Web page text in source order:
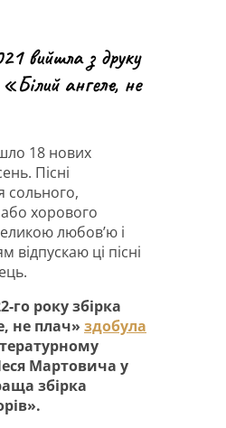
вийшла з друку
ангеле, не
18 нових
Пісні
сольного,
хорового
любов’ю і
відпускаю ці пісні
го року збірка
не плач» здобула
Мартовича у
збірка